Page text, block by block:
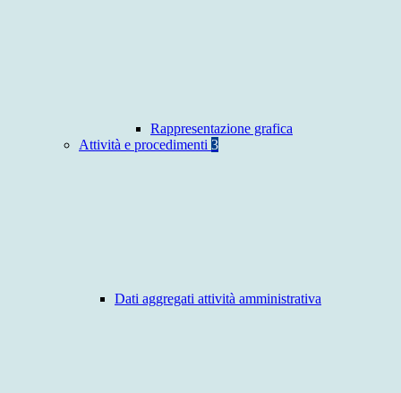
Rappresentazione grafica
Attività e procedimenti 3
Dati aggregati attività amministrativa